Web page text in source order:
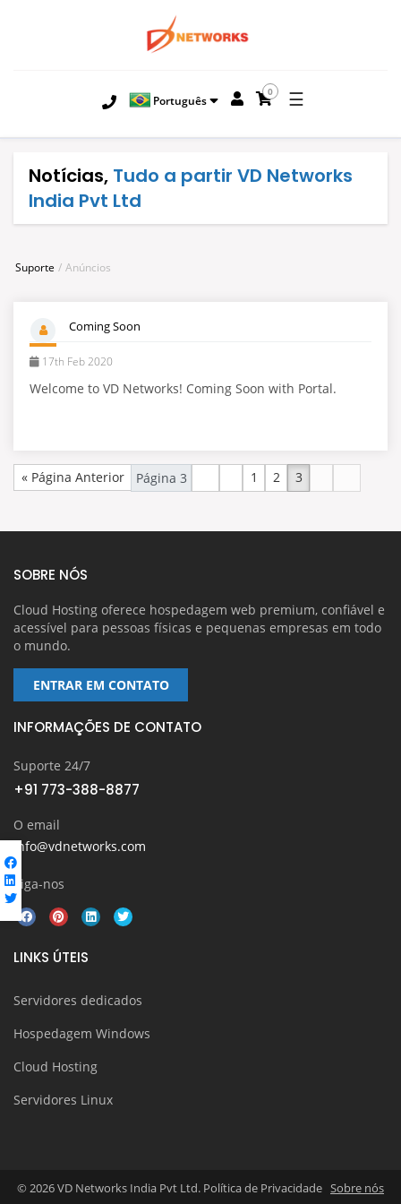
Português
0 ☰
Notícias, Tudo a partir VD Networks
India Pvt Ltd
Suporte Anúncios
Coming Soon
17th Feb 2020
Welcome to VD Networks! Coming Soon with Portal.
« Página Anterior 1 2 3
SOBRE NÓS
Cloud Hosting oferece hospedagem web premium, confiável e
acessível para pessoas físicas e pequenas empresas em todo
o mundo.
ENTRAR EM CONTATO
INFORMAÇÕES DE CONTATO
Suporte 24/7
+91 773-388-8877
O email
info@vdnetworks.com
Siga-nos
LINKS ÚTEIS
Servidores dedicados
Hospedagem Windows
Cloud Hosting
Servidores Linux
© 2026 VD Networks India Pvt Ltd. Política de Privacidade Sobre nós